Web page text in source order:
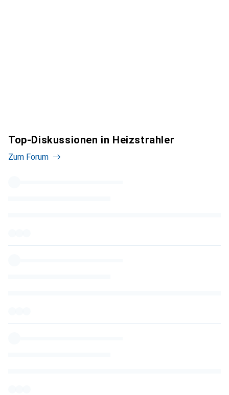
Top-Diskussionen in Heizstrahler
Zum Forum